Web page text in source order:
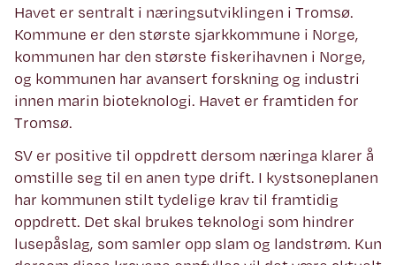
Havet er sentralt i næringsutviklingen i Tromsø.
Kommune er den største sjarkkommune i Norge,
kommunen har den største fiskerihavnen i Norge,
og kommunen har avansert forskning og industri
innen marin bioteknologi. Havet er framtiden for
Tromsø.
SV er positive til oppdrett dersom næringa klarer å
omstille seg til en anen type drift. I kystsoneplanen
har kommunen stilt tydelige krav til framtidig
oppdrett. Det skal brukes teknologi som hindrer
lusepåslag, som samler opp slam og landstrøm. Kun